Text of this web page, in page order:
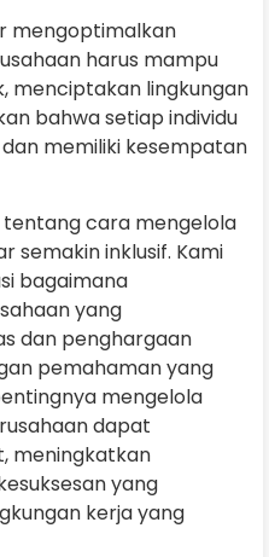
mengoptimalkan
harus mampu
menciptakan lingkungan
bahwa setiap individu
memiliki kesempatan
cara mengelola
semakin inklusif. Kami
bagaimana
yang
dan penghargaan
pemahaman yang
mengelola
dapat
meningkatkan
yang
kerja yang